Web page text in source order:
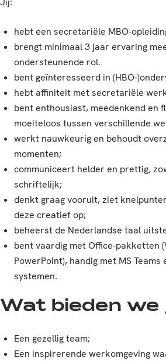
hebt een secretariële MBO-
brengt minimaal 3 jaar ervaring
ondersteunende rol.
bent geïnteresseerd in (HBO-
hebt affiniteit met secretariële
bent enthousiast, meedenkend en
moeiteloos tussen verschillende
werkt nauwkeurig en behoudt
momenten;
communiceert helder en prettig,
schriftelijk;
denkt graag vooruit, ziet
deze creatief op;
beheerst de Nederlandse taal
bent vaardig met Office-pakketten
PowerPoint), handig met MS
systemen.
Wat bieden we
Een gezellig team;
Een inspirerende werkomgeving